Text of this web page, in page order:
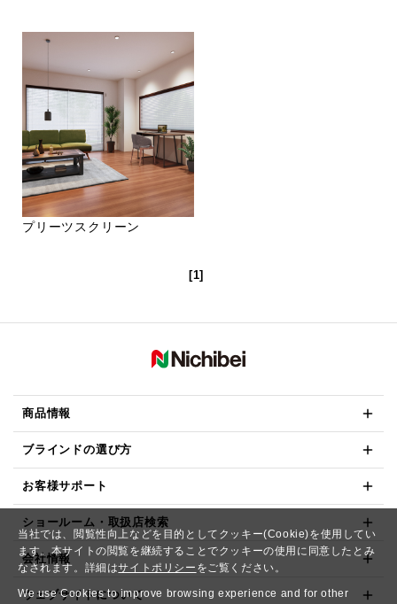
当社では、閲覧性向上などを目的としてクッキー(Cookie)を使用してい
ます。本サイトの閲覧を継続することでクッキーの使用に同意したとみ
なされます。詳細はサイトポリシー をご覧ください。
We use Cookies to improve browsing experience and for other
プリーツスクリーン
[1]
商品情報
ブラインドの選び方
お客様サポート
ショールーム・取扱店検索
会社情報
ウェブサイトについて